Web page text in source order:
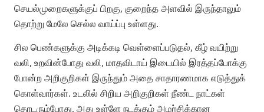
செயல்முறைகளுக்குப் பிறகு, குறைந்த அளவில் இருந்தாலும்
தொற்று மேலே செல்ல வாய்ப்பு உள்ளது.
சில பெண்களுக்கு அடிக்கடி வெள்ளைப்படுதல், கீழ் வயிற்று
வலி, உறவின்போது வலி, மாதவிடாய் இடையில் இரத்தப்போக்கு
போன்ற அறிகுறிகள் இருந்தும் அதை சாதாரணமாக எடுத்துக்
கொள்வார்கள். உடலில் சிறிய அறிகுறிகள் நீண்ட நாட்கள்
தொடரும்போது, அது உள்ளே நடக்கும் அழற்சிக்கான